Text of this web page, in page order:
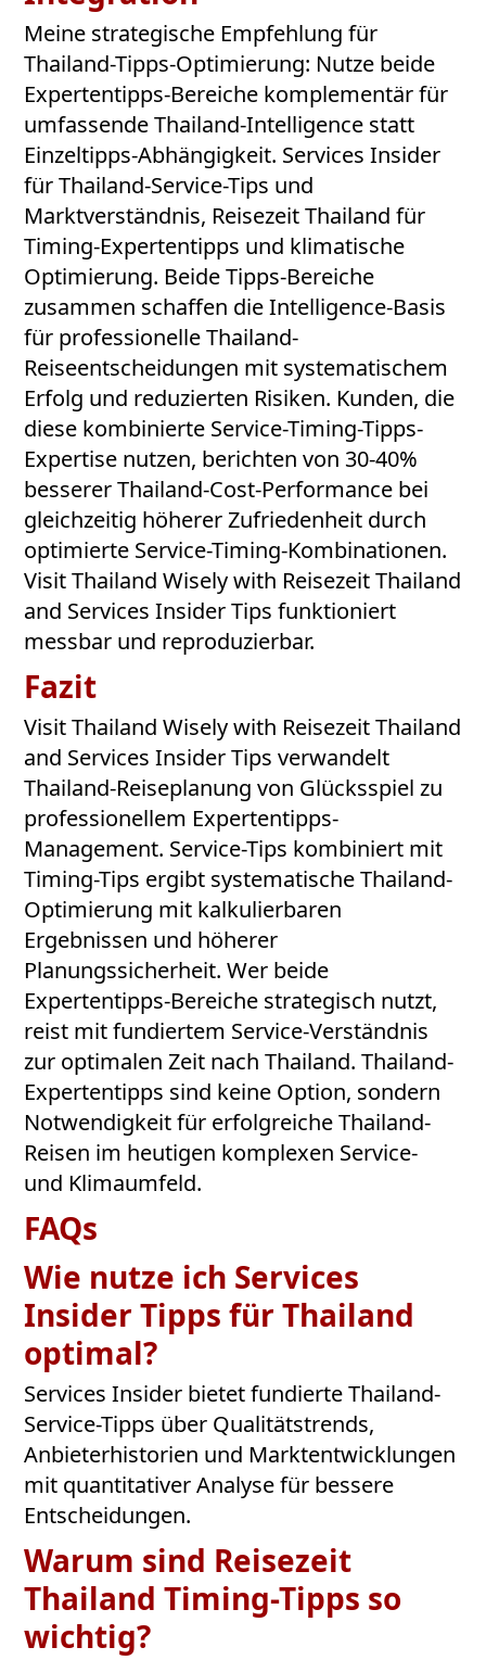
Meine strategische Empfehlung für
Thailand-Tipps-Optimierung: Nutze beide
Expertentipps-Bereiche komplementär für
umfassende Thailand-Intelligence statt
Einzeltipps-Abhängigkeit. Services Insider
für Thailand-Service-Tips und
Marktverständnis, Reisezeit Thailand für
Timing-Expertentipps und klimatische
Optimierung. Beide Tipps-Bereiche
zusammen schaffen die Intelligence-Basis
für professionelle Thailand-
Reiseentscheidungen mit systematischem
Erfolg und reduzierten Risiken. Kunden, die
diese kombinierte Service-Timing-Tipps-
Expertise nutzen, berichten von 30-40%
besserer Thailand-Cost-Performance bei
gleichzeitig höherer Zufriedenheit durch
optimierte Service-Timing-Kombinationen.
Visit Thailand Wisely with Reisezeit Thailand
and Services Insider Tips funktioniert
messbar und reproduzierbar.
Fazit
Visit Thailand Wisely with Reisezeit Thailand
and Services Insider Tips verwandelt
Thailand-Reiseplanung von Glücksspiel zu
professionellem Expertentipps-
Management. Service-Tips kombiniert mit
Timing-Tips ergibt systematische Thailand-
Optimierung mit kalkulierbaren
Ergebnissen und höherer
Planungssicherheit. Wer beide
Expertentipps-Bereiche strategisch nutzt,
reist mit fundiertem Service-Verständnis
zur optimalen Zeit nach Thailand. Thailand-
Expertentipps sind keine Option, sondern
Notwendigkeit für erfolgreiche Thailand-
Reisen im heutigen komplexen Service-
und Klimaumfeld.
FAQs
Wie nutze ich Services
Insider Tipps für Thailand
optimal?
Services Insider bietet fundierte Thailand-
Service-Tipps über Qualitätstrends,
Anbieterhistorien und Marktentwicklungen
mit quantitativer Analyse für bessere
Entscheidungen.
Warum sind Reisezeit
Thailand Timing-Tipps so
wichtig?